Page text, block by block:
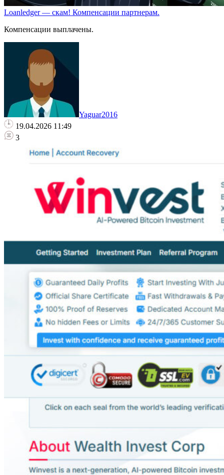
Loanledger — скам! Компенсации партнерам.
Компенсации выплачены.
Yaguar2016
19.04.2026 11:49
3